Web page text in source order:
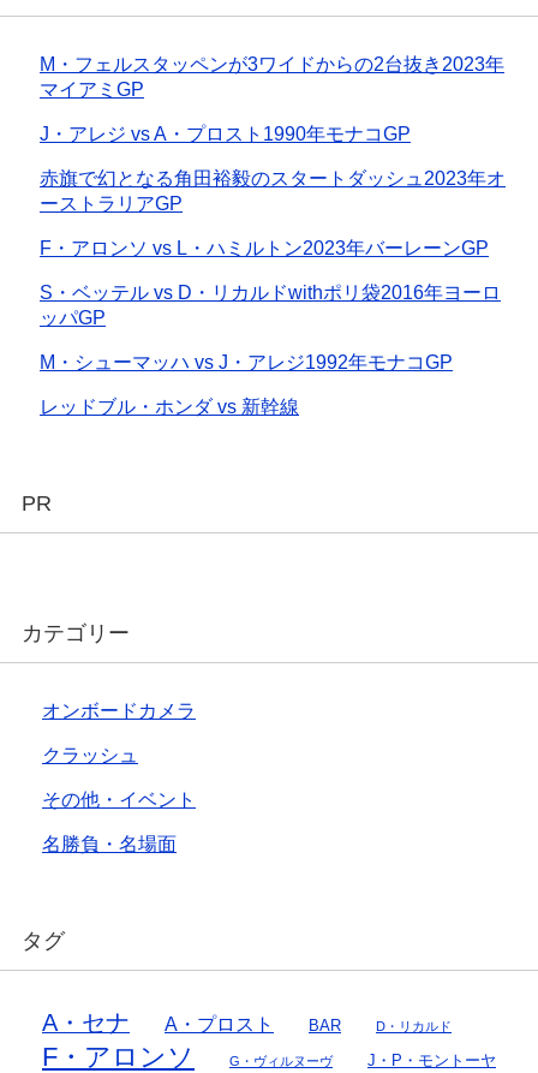
M・フェルスタッペンが3ワイドからの2台抜き2023年
マイアミGP
J・アレジ vs A・プロスト1990年モナコGP
赤旗で幻となる角田裕毅のスタートダッシュ2023年オ
ーストラリアGP
F・アロンソ vs L・ハミルトン2023年バーレーンGP
S・ベッテル vs D・リカルドwithポリ袋2016年ヨーロ
ッパGP
M・シューマッハ vs J・アレジ1992年モナコGP
レッドブル・ホンダ vs 新幹線
PR
カテゴリー
オンボードカメラ
クラッシュ
その他・イベント
名勝負・名場面
タグ
A・セナ A・プロスト BAR D・リカルド
F・アロンソ G・ヴィルヌーヴ J・P・モントーヤ